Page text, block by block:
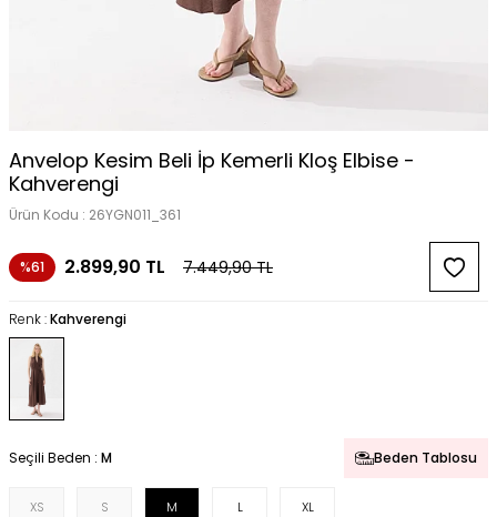
Anvelop Kesim Beli İp Kemerli Kloş Elbise -
Kahverengi
Ürün Kodu : 26YGN011_361
%61 2.899,90 TL 7.449,90TL
Renk :Kahverengi
Seçili Beden : M Beden Tablosu
XS S M L XL